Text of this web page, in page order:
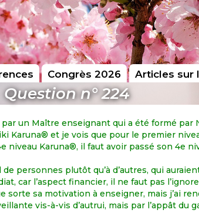
Congrès 2026 Articles sur
Question n° 224
un Maître enseignant qui a été formé par
Karuna® et je vois que pour le premier
Karuna®, il faut avoir passé son 4e
de personnes plutôt qu’à d’autres, qui
car l’aspect financier, il ne faut pas
sorte sa motivation à enseigner, mais j’ai
vis-à-vis d’autrui, mais par l’appât du